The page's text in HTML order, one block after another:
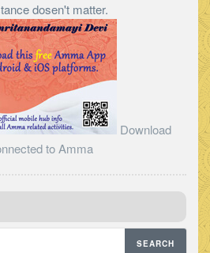
dosen't matter.
Download
to Amma